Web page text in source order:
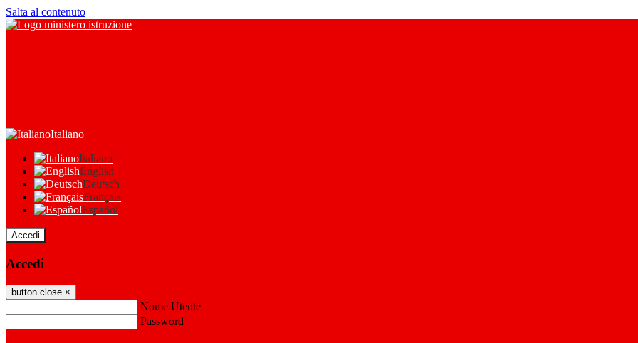
Salta al contenuto
Italiano
Italiano
English
Deutsch
Français
Español
Accedi
Accedi
button close ×
Nome Utente
Password